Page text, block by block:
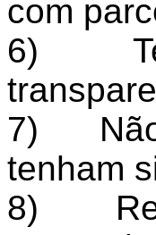
com
6)
7) Não
tenham
8)